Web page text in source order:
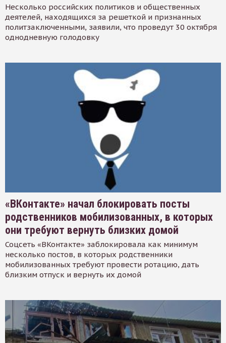
Несколько российских политиков и общественных
деятелей, находящихся за решеткой и признанных
политзаключенными, заявили, что проведут 30 октября
однодневную голодовку
«ВКонтакте» начал блокировать посты
родственников мобилизованных, в которых
они требуют вернуть близких домой
Соцсеть «ВКонтакте» заблокировала как минимум
несколько постов, в которых родственники
мобилизованных требуют провести ротацию, дать
близким отпуск и вернуть их домой